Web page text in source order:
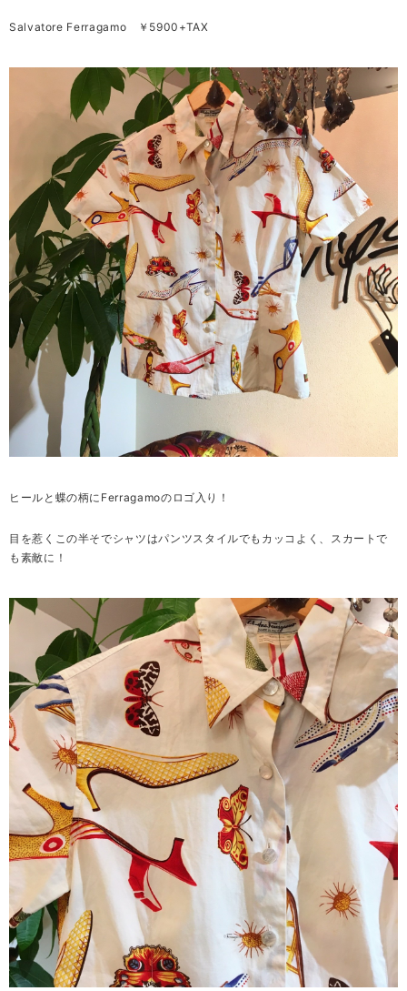
Salvatore Ferragamo ￥5900+TAX
ヒールと蝶の柄にFerragamoのロゴ入り！
目を惹くこの半そでシャツはパンツスタイルでもカッコよく、スカートで
も素敵に！